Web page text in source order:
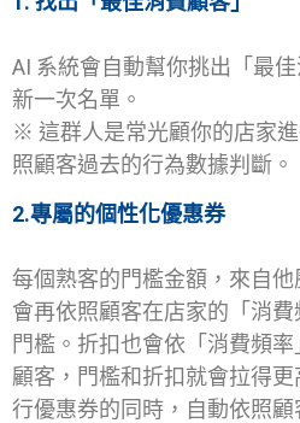
AI 系統會自動幫你挑出「最
新一次名單。
※ 這群人是常光顧你的店家
照顧客過去的行為數據判斷。
2.專屬的個性化優惠券
每個熟客的門檻金額，來自
會再依照顧客在店家的「消
門檻。折扣也會依「消費頻
顧客，門檻和折扣就會拉得
行優惠券的同時，自動依照